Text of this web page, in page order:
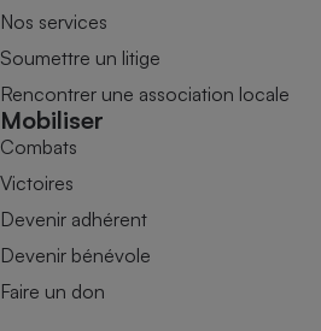
Nos services
Soumettre un litige
Rencontrer une association locale
Mobiliser
Combats
Victoires
Devenir adhérent
Devenir bénévole
Faire un don